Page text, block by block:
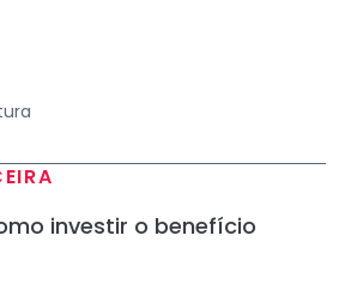
investir o benefício